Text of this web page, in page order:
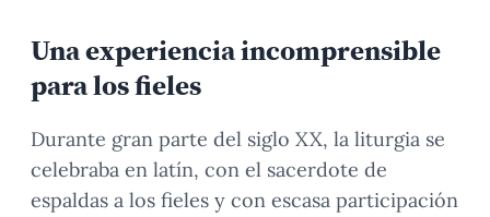
Una experiencia incomprensible
para los fieles
Durante gran parte del siglo XX, la liturgia se
celebraba en latín, con el sacerdote de
espaldas a los fieles y con escasa participación